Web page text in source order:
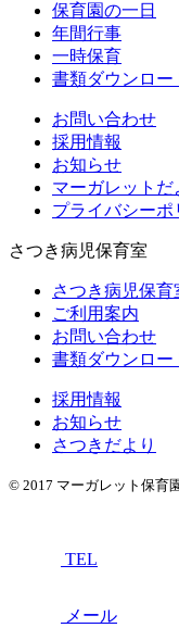
保育園の一日
年間行事
一時保育
書類ダウンロー
お問い合わせ
採用情報
お知らせ
マーガレットだ
プライバシーポ
さつき病児保育室
さつき病児保育
ご利用案内
お問い合わせ
書類ダウンロー
採用情報
お知らせ
さつきだより
© 2017 マーガレット保育
TEL
メール